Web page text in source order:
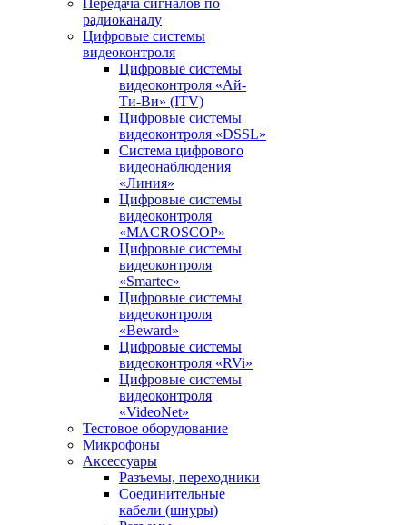
Передача сигналов по
радиоканалу
Цифровые системы
видеоконтроля
Цифровые системы
видеоконтроля «Ай-
Ти-Ви» (ITV)
Цифровые системы
видеоконтроля «DSSL»
Система цифрового
видеонаблюдения
«Линия»
Цифровые системы
видеоконтроля
«MACROSCOP»
Цифровые системы
видеоконтроля
«Smartec»
Цифровые системы
видеоконтроля
«Beward»
Цифровые системы
видеоконтроля «RVi»
Цифровые системы
видеоконтроля
«VideoNet»
Тестовое оборудование
Микрофоны
Аксессуары
Разъемы, переходники
Соединительные
кабели (шнуры)